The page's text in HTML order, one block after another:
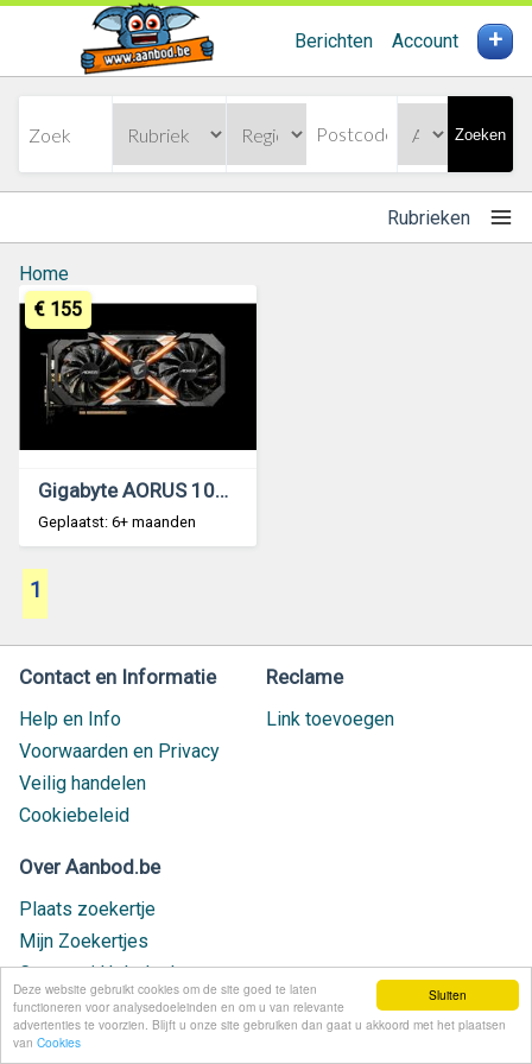
Sluiten
Deze website gebruikt cookies om de site goed te laten
functioneren voor analysedoeleinden en om u van relevante
advertenties te voorzien. Blijft u onze site gebruiken dan gaat u akkoord met het plaatsen
van Cookies
Berichten Account +
Zoeken
Rubrieken
Home
Gigabyte AORUS 1080ti 11GB Vram
Geplaatst: 6+ maanden
€ 155
1
Contact en Informatie
Help en Info
Voorwaarden en Privacy
Veilig handelen
Cookiebeleid
Reclame
Link toevoegen
Over Aanbod.be
Plaats zoekertje
Mijn Zoekertjes
Contact / Helpdesk
Nieuw geplaatst